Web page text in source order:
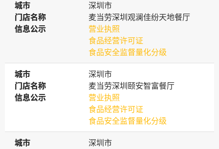
城市
城市
深圳市
门店名称
门店名称
麦当劳深圳观澜佳纷天地餐厅
信息公示
信息公示
营业执照
食品经营许可证
食品安全监督量化分级
城市
城市
深圳市
门店名称
门店名称
麦当劳深圳颐安智富餐厅
信息公示
信息公示
营业执照
食品经营许可证
食品安全监督量化分级
城市
城市
深圳市